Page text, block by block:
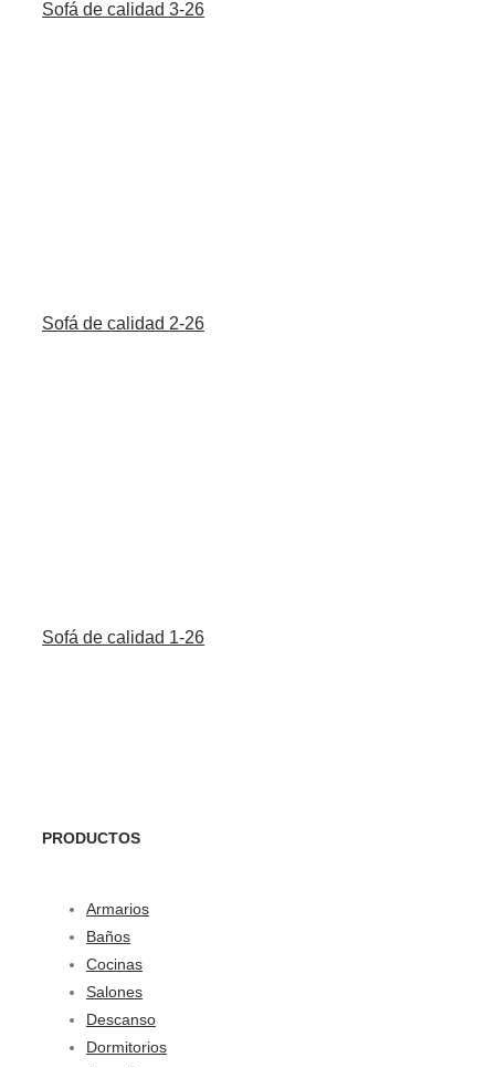
Sofá de calidad 3-26
Sofá de calidad 2-26
Sofá de calidad 1-26
PRODUCTOS
Armarios
Baños
Cocinas
Salones
Descanso
Dormitorios